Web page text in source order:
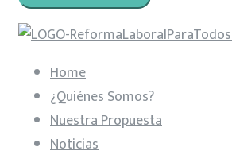
Home
¿Quiénes Somos?
Nuestra Propuesta
Noticias